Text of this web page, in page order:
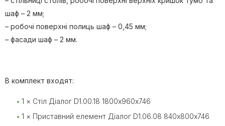
шаф – 2 мм;
– робочі поверхні полиць шаф – 0,45 мм;
– фасади шаф – 2 мм.
В комплект входят:
1 × Стіл Діалог D1.00.18 1800х960х746
1 × Приставний елемент Діалог D1.06.08 840х800х746